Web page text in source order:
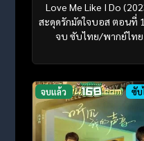
Love Me Like I Do
สะดุดรักมัดใจบอส ตอนที่
จบ ซับไทย/พากย์ไทย
จบแล้ว ซับ